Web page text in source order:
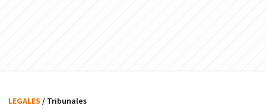
LEGALES / Tribunales